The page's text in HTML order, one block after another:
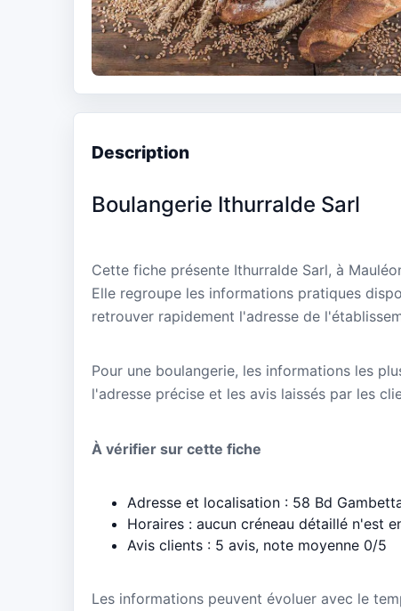
Description
Boulangerie Ithurralde Sarl
Cette fiche présente Ithurralde Sarl, à
Elle regroupe les informations pratiques
retrouver rapidement l'adresse de
Pour une boulangerie, les informations les
l'adresse précise et les avis laissés par les
À vérifier sur cette fiche
Adresse et localisation : 58 Bd
Horaires : aucun créneau détaillé n'est
Avis clients : 5 avis, note moyenne 0/5
Les informations peuvent évoluer avec le